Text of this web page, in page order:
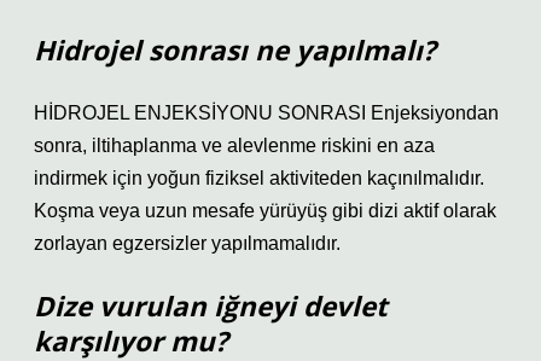
Hidrojel sonrası ne yapılmalı?
HİDROJEL ENJEKSİYONU SONRASI Enjeksiyondan
sonra, iltihaplanma ve alevlenme riskini en aza
indirmek için yoğun fiziksel aktiviteden kaçınılmalıdır.
Koşma veya uzun mesafe yürüyüş gibi dizi aktif olarak
zorlayan egzersizler yapılmamalıdır.
Dize vurulan iğneyi devlet
karşılıyor mu?